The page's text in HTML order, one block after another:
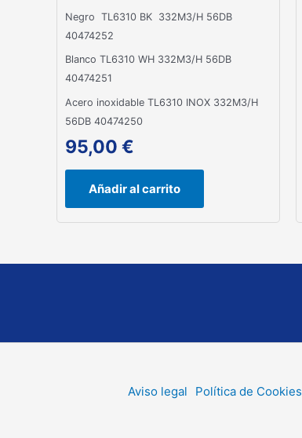
Negro TL6310 BK 332M3/H 56DB
40474252
Blanco TL6310 WH 332M3/H 56DB
40474251
Acero inoxidable TL6310 INOX 332M3/H
56DB 40474250
95,00 €
Añadir al carrito
Aviso legal Política de Cookies